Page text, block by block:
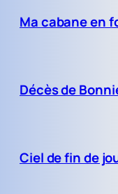
Ma cabane en
Décès de
Ciel de fin de